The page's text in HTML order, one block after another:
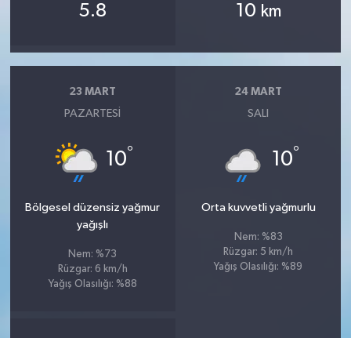
5.8 10 km
23 MART
PAZARTESI
10°
Bölgesel düzensiz yağmur
yağışlı
Nem: %73
Rüzgar: 6 km/h
Yağış Olasılığı: %88
24 MART
SALI
10°
Orta kuvvetli yağmurlu
Nem: %83
Rüzgar: 5 km/h
Yağış Olasılığı: %89